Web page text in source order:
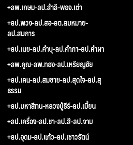
+ลพ.เกษม-ลป.สำลี-พอจ.เต่า
+ลป.พวง-ลป.สอ-ลต.สมหมาย-
ลป.สมภาร
+ลป.เนย-ลป.คำบุ-ลป.คำภา-ลป.คำผา
+ลพ.คูณ-ลพ.ทอง-ลป.เหรียญชัย
+ลป.เคน-ลป.สมชาย-ลป.สุดใจ-ลป.สุ
ธรรม
+ลป.มหาสีทน-หลวงปู่ธีร์-ลป.เมี้ยน
+ลป.เครื่อง-ลป.ชา-ลป.สี-ลป.จาม
+ลป.อุดม-ลป.แก้ว-ลป.เชาวรัตน์